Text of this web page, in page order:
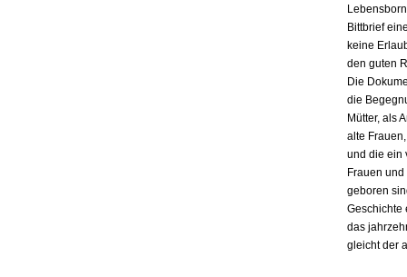
Bittbrief
keine
den guten
Die
die
Mütter, als
alte
und die ein
Frauen
geboren
Geschichte
das
gleicht der